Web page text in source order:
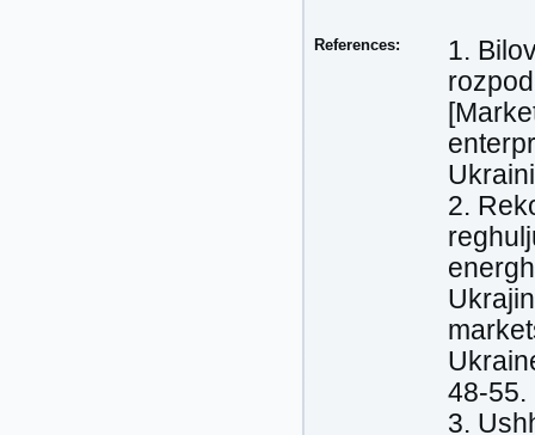
References:
1.
2.
48-55.
3.